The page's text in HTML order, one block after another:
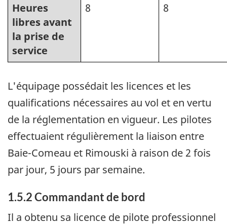
Heures
libres avant
la prise de
service
8 8
L'équipage possédait les licences et les
qualifications nécessaires au vol et en vertu
de la réglementation en vigueur. Les pilotes
effectuaient régulièrement la liaison entre
Baie-Comeau et Rimouski à raison de 2 fois
par jour, 5 jours par semaine.
1.5.2 Commandant de bord
Il a obtenu sa licence de pilote professionnel